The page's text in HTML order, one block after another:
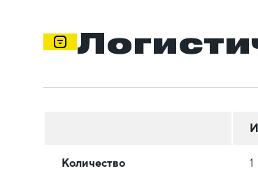
Количество 1